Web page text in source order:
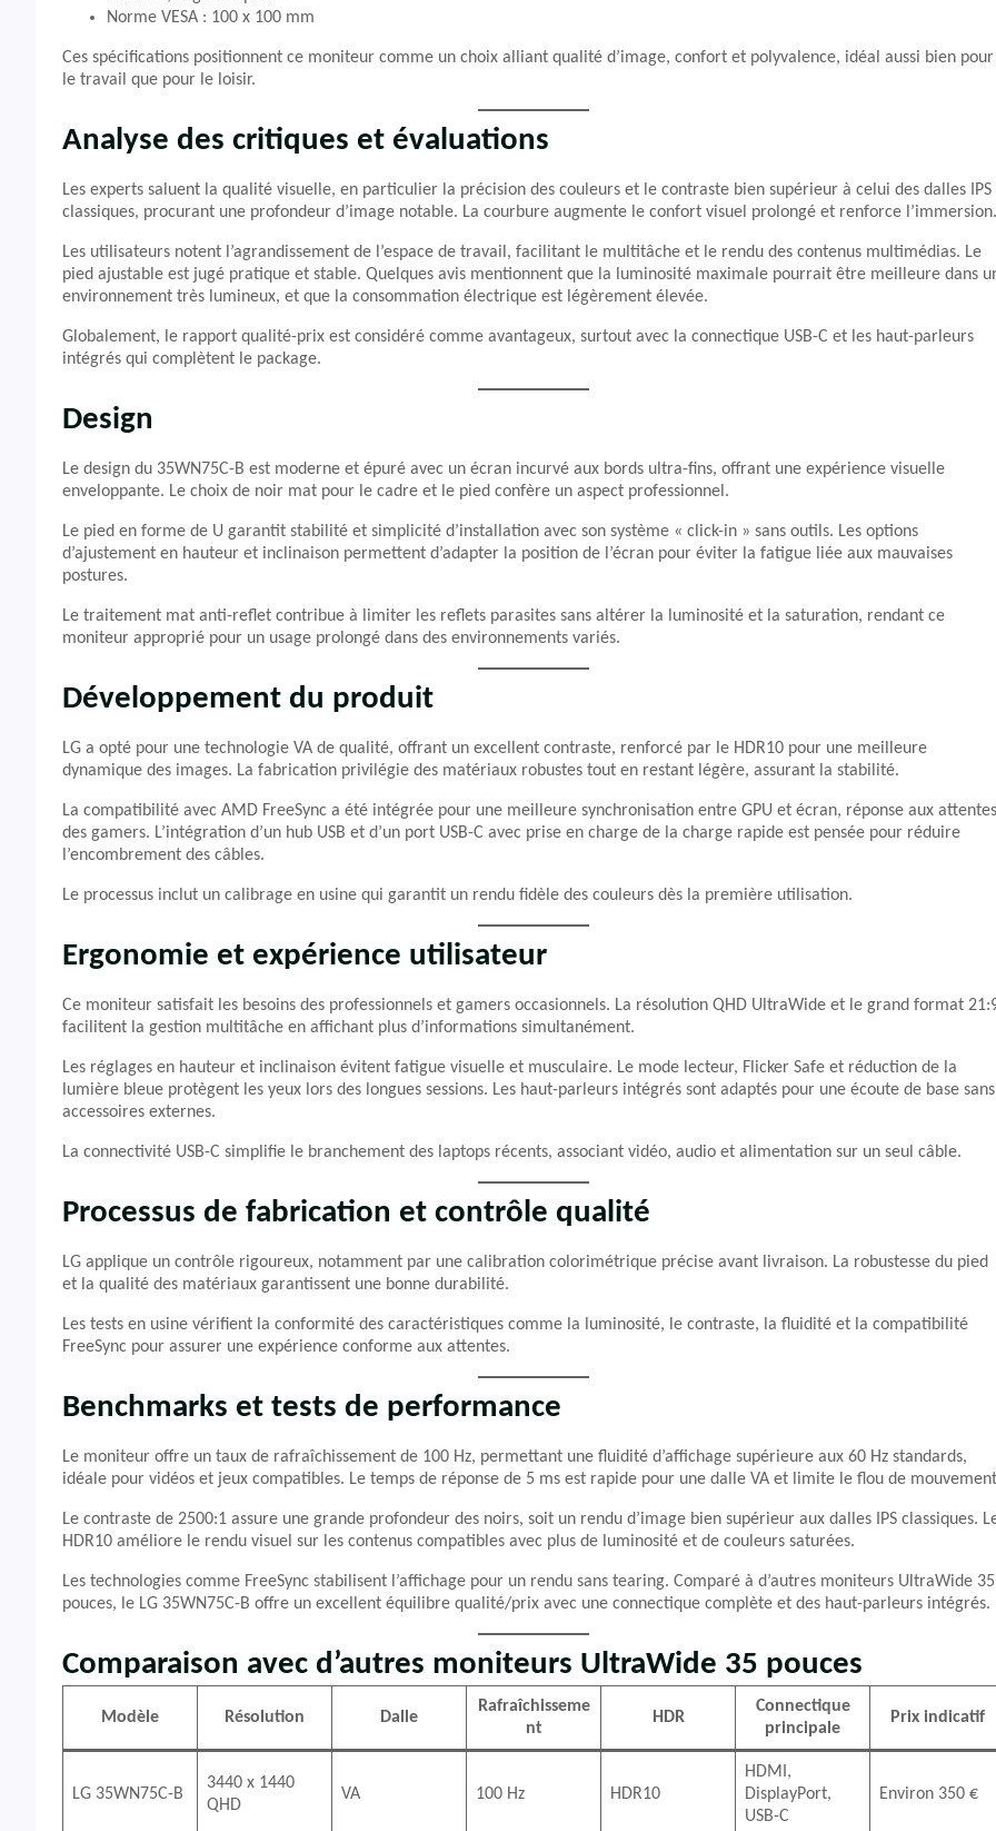
Norme VESA : 100 x 100 mm
Ces spécifications positionnent ce moniteur comme un choix alliant qualité d’image, confort et polyvalence, idéal aussi bien pour
le travail que pour le loisir.
Analyse des critiques et évaluations
Les experts saluent la qualité visuelle, en particulier la précision des couleurs et le contraste bien supérieur à celui des dalles IPS
classiques, procurant une profondeur d’image notable. La courbure augmente le confort visuel prolongé et renforce l’immersion.
Les utilisateurs notent l’agrandissement de l’espace de travail, facilitant le multitâche et le rendu des contenus multimédias. Le
pied ajustable est jugé pratique et stable. Quelques avis mentionnent que la luminosité maximale pourrait être meilleure dans
environnement très lumineux, et que la consommation électrique est légèrement élevée.
Globalement, le rapport qualité-prix est considéré comme avantageux, surtout avec la connectique USB-C et les haut-parleurs
intégrés qui complètent le package.
Design
Le design du 35WN75C-B est moderne et épuré avec un écran incurvé aux bords ultra-fins, offrant une expérience visuelle
enveloppante. Le choix de noir mat pour le cadre et le pied confère un aspect professionnel.
Le pied en forme de U garantit stabilité et simplicité d’installation avec son système « click-in » sans outils. Les options
d’ajustement en hauteur et inclinaison permettent d’adapter la position de l’écran pour éviter la fatigue liée aux mauvaises
postures.
Le traitement mat anti-reflet contribue à limiter les reflets parasites sans altérer la luminosité et la saturation, rendant ce
moniteur approprié pour un usage prolongé dans des environnements variés.
Développement du produit
LG a opté pour une technologie VA de qualité, offrant un excellent contraste, renforcé par le HDR10 pour une meilleure
dynamique des images. La fabrication privilégie des matériaux robustes tout en restant légère, assurant la stabilité.
La compatibilité avec AMD FreeSync a été intégrée pour une meilleure synchronisation entre GPU et écran, réponse aux attentes
des gamers. L’intégration d’un hub USB et d’un port USB-C avec prise en charge de la charge rapide est pensée pour réduire
l’encombrement des câbles.
Le processus inclut un calibrage en usine qui garantit un rendu fidèle des couleurs dès la première utilisation.
Ergonomie et expérience utilisateur
Ce moniteur satisfait les besoins des professionnels et gamers occasionnels. La résolution QHD UltraWide et le grand format
facilitent la gestion multitâche en affichant plus d’informations simultanément.
Les réglages en hauteur et inclinaison évitent fatigue visuelle et musculaire. Le mode lecteur, Flicker Safe et réduction de la
lumière bleue protègent les yeux lors des longues sessions. Les haut-parleurs intégrés sont adaptés pour une écoute de base sans
accessoires externes.
La connectivité USB-C simplifie le branchement des laptops récents, associant vidéo, audio et alimentation sur un seul câble.
Processus de fabrication et contrôle qualité
LG applique un contrôle rigoureux, notamment par une calibration colorimétrique précise avant livraison. La robustesse du pied
et la qualité des matériaux garantissent une bonne durabilité.
Les tests en usine vérifient la conformité des caractéristiques comme la luminosité, le contraste, la fluidité et la compatibilité
FreeSync pour assurer une expérience conforme aux attentes.
Benchmarks et tests de performance
Le moniteur offre un taux de rafraîchissement de 100 Hz, permettant une fluidité d’affichage supérieure aux 60 Hz standards,
idéale pour vidéos et jeux compatibles. Le temps de réponse de 5 ms est rapide pour une dalle VA et limite le flou de
Le contraste de 2500:1 assure une grande profondeur des noirs, soit un rendu d’image bien supérieur aux dalles IPS classiques.
HDR10 améliore le rendu visuel sur les contenus compatibles avec plus de luminosité et de couleurs saturées.
Les technologies comme FreeSync stabilisent l’affichage pour un rendu sans tearing. Comparé à d’autres moniteurs UltraWide 35
pouces, le LG 35WN75C-B offre un excellent équilibre qualité/prix avec une connectique complète et des haut-parleurs intégrés.
Comparaison avec d’autres moniteurs UltraWide 35 pouces
Modèle Résolution Dalle
Rafraîchisseme
nt
HDR
Connectique
principale
Prix indicatif
LG 35WN75C-B
3440 x 1440
QHD
VA 100 Hz HDR10
HDMI,
DisplayPort,
USB-C
Environ 350 €